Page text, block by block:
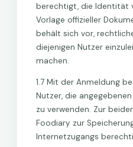
berechtigt, die Identität
Vorlage offizieller
behält sich vor,
diejenigen Nutzer
machen.
1.7 Mit der Anmeldung
Nutzer, die
zu verwenden. Zur
Foodiary zur
Internetzugangs